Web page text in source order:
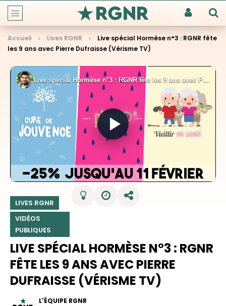
Accueil Lives RGNR
Live spécial Hormèse n°3 : RGNR fête
les 9 ans avec Pierre Dufraisse (Vérisme TV)
LIVES RGNR
VIDÉOS
PUBLIQUES
LIVE SPÉCIAL HORMÈSE N°3 : RGNR
FÊTE LES 9 ANS AVEC PIERRE
DUFRAISSE (VÉRISME TV)
L'ÉQUIPE RGNR